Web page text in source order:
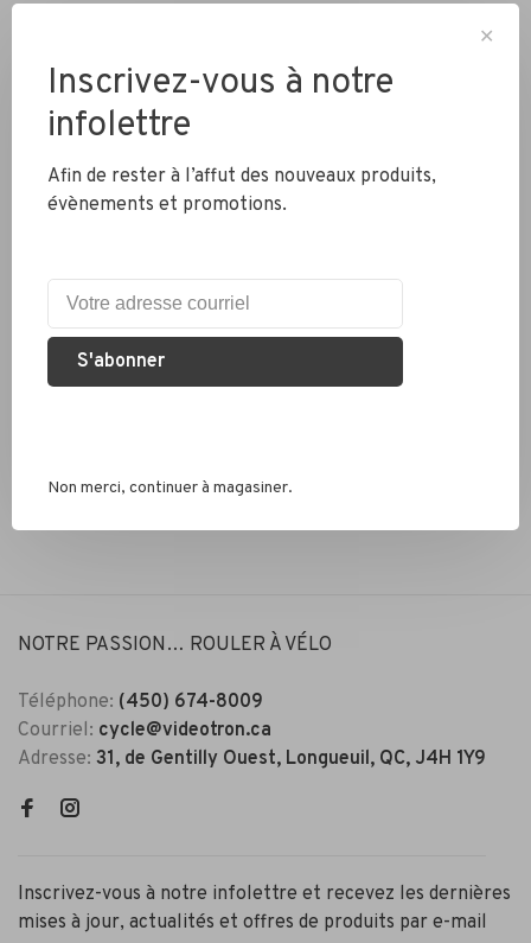
Livraison partout au Canada
Expédition rapide
Colis envoyés en 2 jours
Éco responsable
Nous recyclons les pneus, chambres à air et métaux
sommes là pour vous conseiller
NOTRE PASSION… ROULER À VÉLO
Téléphone: (450) 674-8009
Courriel: cycle@videotron.ca
Adresse: 31, de Gentilly Ouest, Longueuil, QC, J4H 1Y9
Inscrivez-vous à notre infolettre et recevez les dernières
mises à jour, actualités et offres de produits par e-mail
✕
Inscrivez-vous à notre
infolettre
Afin de rester à l’affut des nouveaux produits,
évènements et promotions.
S'abonner
Non merci, continuer à magasiner.